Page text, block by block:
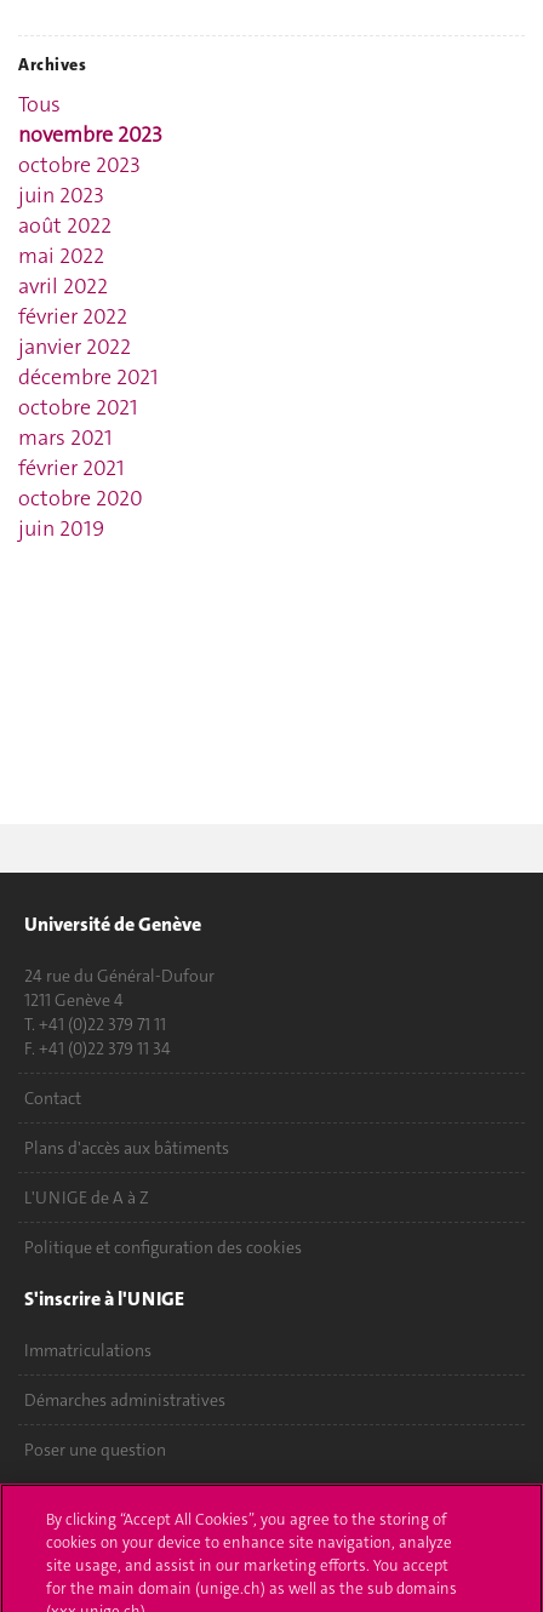
Archives
Tous
novembre 2023
octobre 2023
juin 2023
août 2022
mai 2022
avril 2022
février 2022
janvier 2022
décembre 2021
octobre 2021
mars 2021
février 2021
octobre 2020
juin 2019
Université de Genève
24 rue du Général-Dufour
1211 Genève 4
T. +41 (0)22 379 71 11
F. +41 (0)22 379 11 34
Contact
Plans d'accès aux bâtiments
L'UNIGE de A à Z
Politique et configuration des cookies
S'inscrire à l'UNIGE
Immatriculations
Démarches administratives
Poser une question
UNIGE Mobile
Médias
By clicking “Accept All Cookies”, you agree to the storing of
cookies on your device to enhance site navigation, analyze
site usage, and assist in our marketing efforts. You accept
for the main domain (unige.ch) as well as the sub domains